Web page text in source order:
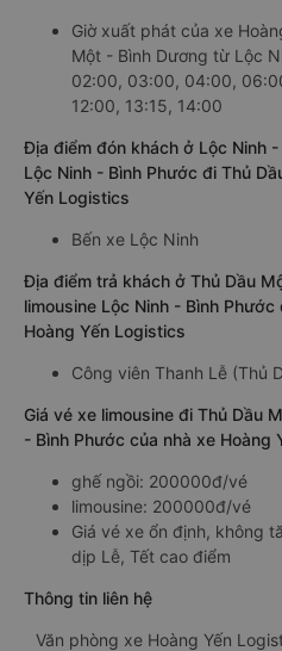
Giờ xuất phát của xe
Một - Bình Dương từ Lộc
02:00, 03:00, 04:00,
12:00, 13:15, 14:00
Địa điểm đón khách ở Lộc Ninh
Lộc Ninh - Bình Phước đi Thủ
Yến Logistics
Bến xe Lộc Ninh
Địa điểm trả khách ở Thủ Dầu
limousine Lộc Ninh - Bình
Hoàng Yến Logistics
Công viên Thanh Lễ (Thủ
Giá vé xe limousine đi Thủ Dầu
- Bình Phước của nhà xe Hoàng
ghế ngồi: 200000đ/vé
limousine: 200000đ/vé
Giá vé xe ổn định, không
dịp Lễ, Tết cao điểm
Thông tin liên hệ
Văn phòng xe Hoàng Yến